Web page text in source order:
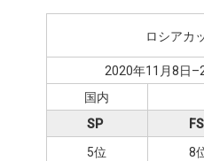
ロシアカ
2020年11月8日
国内
SP
5位
FS
8